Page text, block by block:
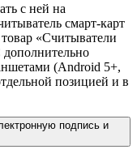
с ней на
смарт-карт
«Считыватели
дополнительно
(Android 5+,
позицией и в
подпись и